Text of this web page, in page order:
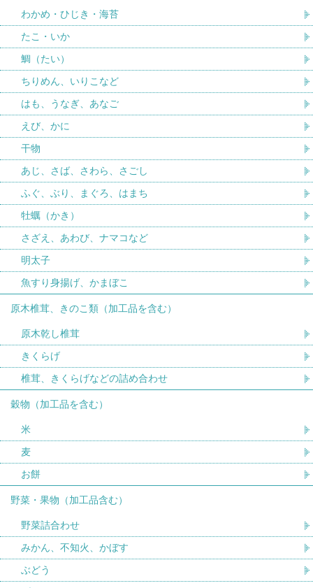
わかめ・ひじき・海苔
たこ・いか
鯛（たい）
ちりめん、いりこなど
はも、うなぎ、あなご
えび、かに
干物
あじ、さば、さわら、さごし
ふぐ、ぶり、まぐろ、はまち
牡蠣（かき）
さざえ、あわび、ナマコなど
明太子
魚すり身揚げ、かまぼこ
原木椎茸、きのこ類（加工品を含む）
原木乾し椎茸
きくらげ
椎茸、きくらげなどの詰め合わせ
穀物（加工品を含む）
米
麦
お餅
野菜・果物（加工品含む）
野菜詰合わせ
みかん、不知火、かぼす
ぶどう